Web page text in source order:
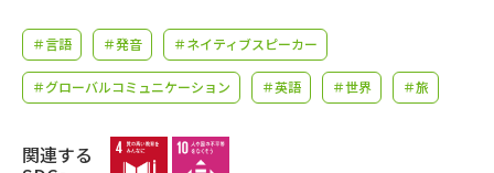
大学で学びたい学問発見
学問のミニ講義「夢ナビ講義」 学問分野解説
学問の教科書
＃言語 ＃発音 ＃ネイティブスピーカー
＃グローバルコミュニケーション ＃英語 ＃世界 ＃旅
関連する